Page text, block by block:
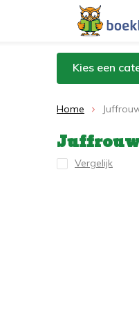
Kies een
Home
Vergelijk